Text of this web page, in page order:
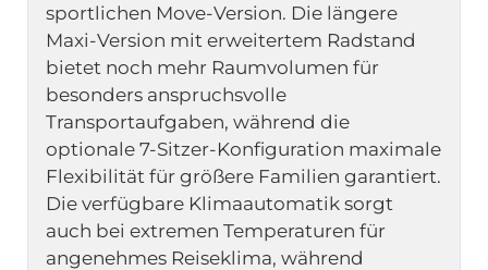
sportlichen Move-Version. Die längere
Maxi-Version mit erweitertem Radstand
bietet noch mehr Raumvolumen für
besonders anspruchsvolle
Transportaufgaben, während die
optionale 7-Sitzer-Konfiguration maximale
Flexibilität für größere Familien garantiert.
Die verfügbare Klimaautomatik sorgt
auch bei extremen Temperaturen für
angenehmes Reiseklima, während